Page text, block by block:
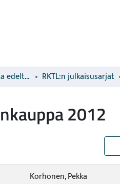
Luonnonvarakeskusta edeltävien organisaatioiden sarjat RKTL:n julkaisusarjat
2012
Korhonen, Pekka